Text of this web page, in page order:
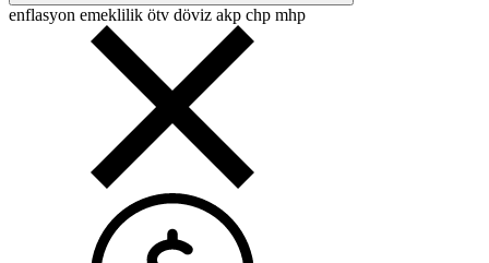
enflasyon emeklilik ötv döviz akp chp mhp